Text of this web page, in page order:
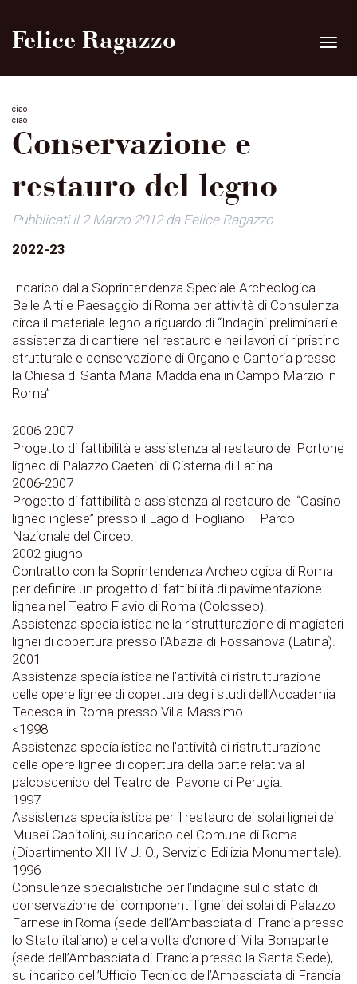
Toggle
Felice Ragazzo
ciao
ciao
Conservazione e
restauro del legno
Pubblicati il2 Marzo 2012da Felice Ragazzo
2022-23
Incarico dalla Soprintendenza Speciale Archeologica
Belle Arti e Paesaggio di Roma per attività di Consulenza
circa il materiale-legno a riguardo di “Indagini preliminari e
assistenza di cantiere nel restauro e nei lavori di ripristino
strutturale e conservazione di Organo e Cantoria presso
la Chiesa di Santa Maria Maddalena in Campo Marzio in
Roma”
2006-2007
Progetto di fattibilità e assistenza al restauro del Portone
ligneo di Palazzo Caeteni di Cisterna di Latina.
2006-2007
Progetto di fattibilità e assistenza al restauro del “Casino
ligneo inglese” presso il Lago di Fogliano – Parco
Nazionale del Circeo.
2002 giugno
Contratto con la Soprintendenza Archeologica di Roma
per definire un progetto di fattibilità di pavimentazione
lignea nel Teatro Flavio di Roma (Colosseo).
Assistenza specialistica nella ristrutturazione di magisteri
lignei di copertura presso l’Abazia di Fossanova (Latina).
2001
Assistenza specialistica nell’attività di ristrutturazione
delle opere lignee di copertura degli studi dell’Accademia
Tedesca in Roma presso Villa Massimo.
<1998
Assistenza specialistica nell’attività di ristrutturazione
delle opere lignee di copertura della parte relativa al
palcoscenico del Teatro del Pavone di Perugia.
1997
Assistenza specialistica per il restauro dei solai lignei dei
Musei Capitolini, su incarico del Comune di Roma
(Dipartimento XII IV U. O., Servizio Edilizia Monumentale).
1996
Consulenze specialistiche per l’indagine sullo stato di
conservazione dei componenti lignei dei solai di Palazzo
Farnese in Roma (sede dell’Ambasciata di Francia presso
lo Stato italiano) e della volta d’onore di Villa Bonaparte
(sede dell’Ambasciata di Francia presso la Santa Sede),
su incarico dell’Ufficio Tecnico dell’Ambasciata di Francia